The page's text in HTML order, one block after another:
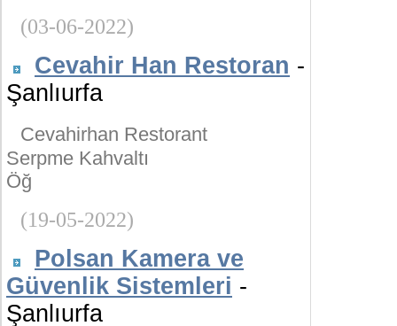
(03-06-2022)
Cevahir Han Restoran -
Şanlıurfa
Cevahirhan Restorant
Serpme Kahvaltı
Öğ
(19-05-2022)
Polsan Kamera ve
Güvenlik Sistemleri -
Şanlıurfa